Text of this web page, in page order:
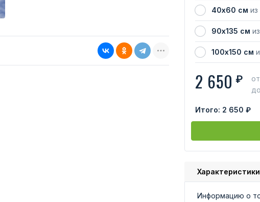
40х60 см из
90х135 см
100х150 см
2 650 ₽
Итого: 2 650 ₽
Характеристики
Информацию о